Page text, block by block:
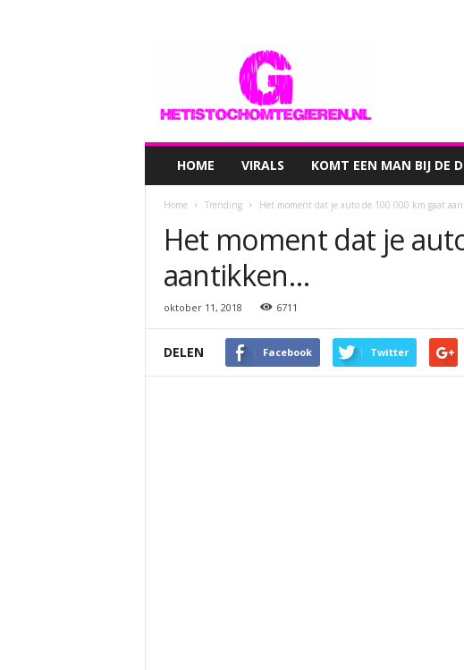
HOME VIRALS KOMT EEN MAN BIJ DE
Home Trending Het moment dat je auto de 100.000 km gaat
Het moment dat je
aantikken…
oktober 11, 2018 6711
DELEN Facebook Twitter